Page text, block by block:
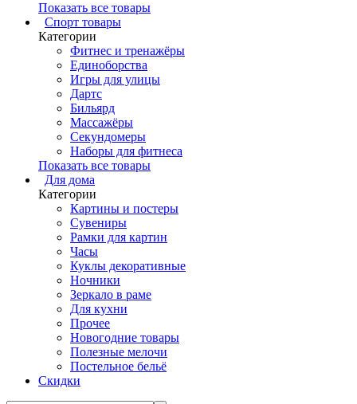
Показать все товары
Cпорт товары
Категории
Фитнес и тренажёры
Единоборства
Игры для улицы
Дартс
Бильярд
Массажёры
Секундомеры
Наборы для фитнеса
Показать все товары
Для дома
Категории
Картины и постеры
Сувениры
Рамки для картин
Часы
Куклы декоративные
Ночники
Зеркало в раме
Для кухни
Прочее
Новогодние товары
Полезные мелочи
Постельное бельё
Скидки